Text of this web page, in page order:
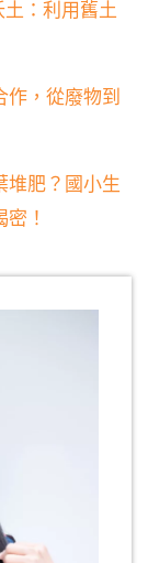
土：利用舊土
作，從廢物到
堆肥？國小生
！